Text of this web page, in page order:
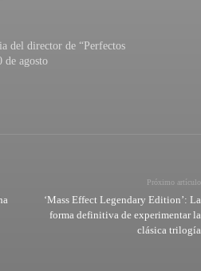
del director de “Perfectos
de agosto
Próximo artículo
‘Mass Effect Legendary Edition’: La
forma definitiva de experimentar la
clásica trilogía